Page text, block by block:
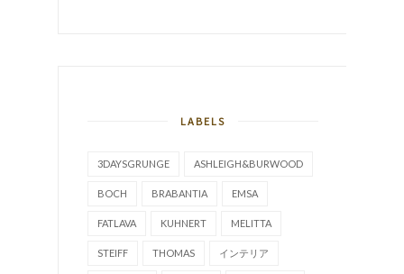
LABELS
3DAYSGRUNGE ASHLEIGH&BURWOOD
BOCH BRABANTIA EMSA
FATLAVA KUHNERT MELITTA
STEIFF THOMAS インテリア